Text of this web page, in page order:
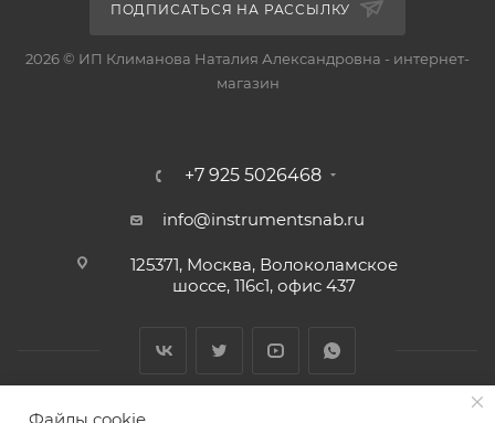
ПОДПИСАТЬСЯ НА РАССЫЛКУ
2026 © ИП Климанова Наталия Александровна - интернет-
магазин
+7 925 5026468
info@instrumentsnab.ru
125371, Москва, Волоколамское
шоссе, 116с1, офис 437